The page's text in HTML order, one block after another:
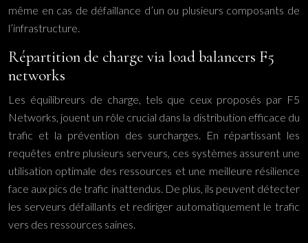
même en cas de défaillance d’un ou plusieurs composants de
l’infrastructure.
Répartition de charge via load balancers F5
networks
Les équilibreurs de charge, tels que ceux proposés par F5
Networks, jouent un rôle crucial dans la distribution efficace du
trafic et la prévention des surcharges. En répartissant les
requêtes entre plusieurs serveurs, ces systèmes assurent une
utilisation optimale des ressources et une meilleure résilience
face aux pics de trafic inattendus. De plus, ils peuvent détecter
les serveurs défaillants et rediriger automatiquement le trafic
vers des ressources saines.